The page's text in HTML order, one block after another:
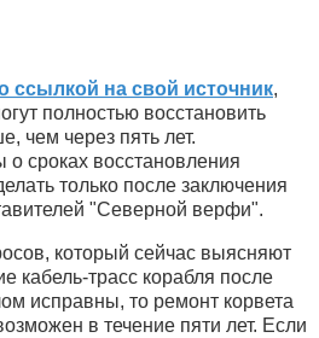
ссылкой на свой источник,
полностью восстановить
чем через пять лет.
сроках восстановления
только после заключения
"Северной верфи".
который сейчас выясняют
кабель-трасс корабля после
исправны, то ремонт корвета
в течение пяти лет. Если